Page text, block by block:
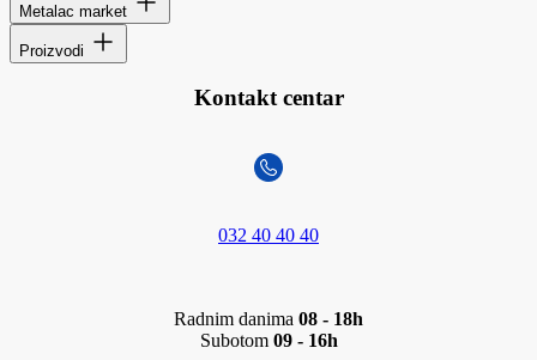
Metalac market
Proizvodi
Kontakt centar
032 40 40 40
Radnim danima 08 - 18h
Subotom 09 - 16h